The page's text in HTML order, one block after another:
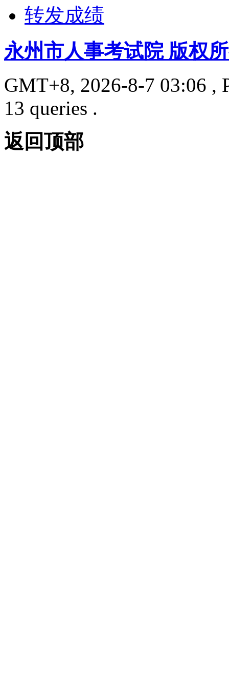
转发成绩
永州市人事考试院 版权
GMT+8, 2026-8-7 03:06 ,
13 queries .
返回顶部